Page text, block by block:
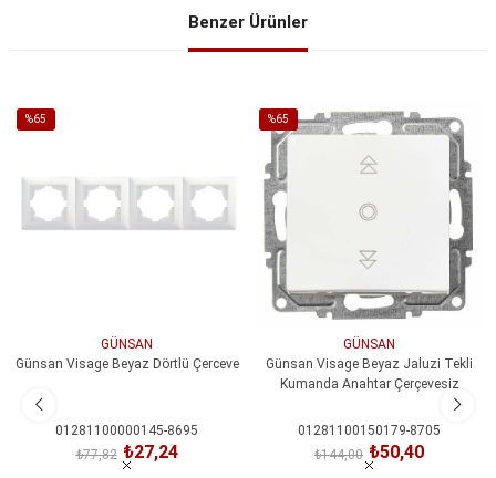
Benzer Ürünler
%65
GÜNSAN
Günsan Visage Beyaz Dörtlü Çerceve
01281100000145-8695
₺27,24
₺77,82
%65
İndirim
%65İndirim
GÜNSAN
Günsan Visage Beyaz Jaluzi Tekli
Kumanda Anahtar Çerçevesiz
01281100150179-8705
₺50,40
₺144,00